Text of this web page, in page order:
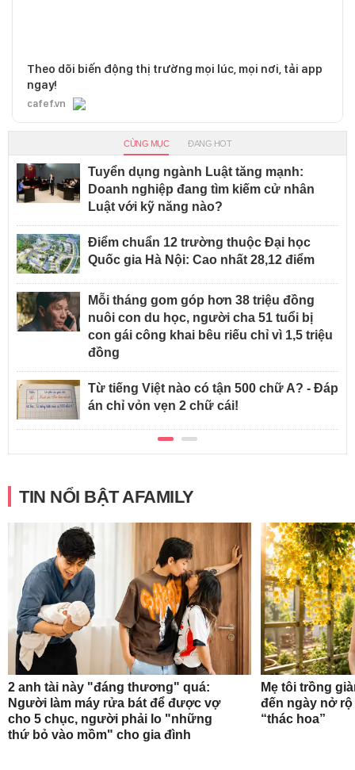
Theo dõi biến động thị trường mọi lúc, mọi nơi, tải app
ngay!
cafef.vn
CÙNG MỤC ĐANG HOT
Tuyển dụng ngành Luật tăng mạnh:
Doanh nghiệp đang tìm kiếm cử nhân
Luật với kỹ năng nào?
Điểm chuẩn 12 trường thuộc Đại học
Quốc gia Hà Nội: Cao nhất 28,12 điểm
Mỗi tháng gom góp hơn 38 triệu đồng
nuôi con du học, người cha 51 tuổi bị
con gái công khai bêu riếu chỉ vì 1,5 triệu
đồng
Từ tiếng Việt nào có tận 500 chữ A? - Đáp
án chỉ vỏn vẹn 2 chữ cái!
TIN NỔI BẬT AFAMILY
2 anh tài này "đáng thương" quá:
Người làm máy rửa bát để được vợ
cho 5 chục, người phải lo "những
thứ bỏ vào mồm" cho gia đình
Mẹ tôi trồng
đến ngày nở
“thác hoa”